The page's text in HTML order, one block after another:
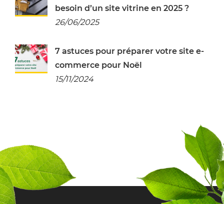
besoin d’un site vitrine en 2025 ?
26/06/2025
7 astuces pour préparer votre site e-
commerce pour Noël
15/11/2024